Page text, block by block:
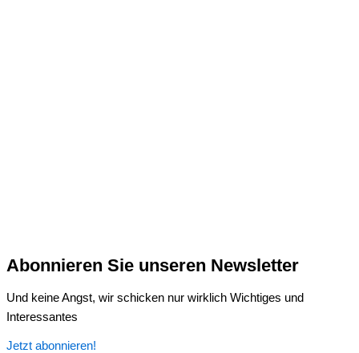
Abonnieren Sie unseren Newsletter
Und keine Angst, wir schicken nur wirklich Wichtiges und
Interessantes
Jetzt abonnieren!